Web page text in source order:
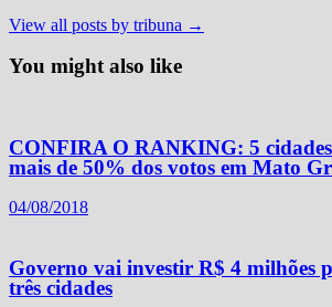
View all posts by tribuna →
You might also like
CONFIRA O RANKING: 5
mais de 50% dos votos em Mato
04/08/2018
Governo vai investir R$ 4 milhões
três cidades